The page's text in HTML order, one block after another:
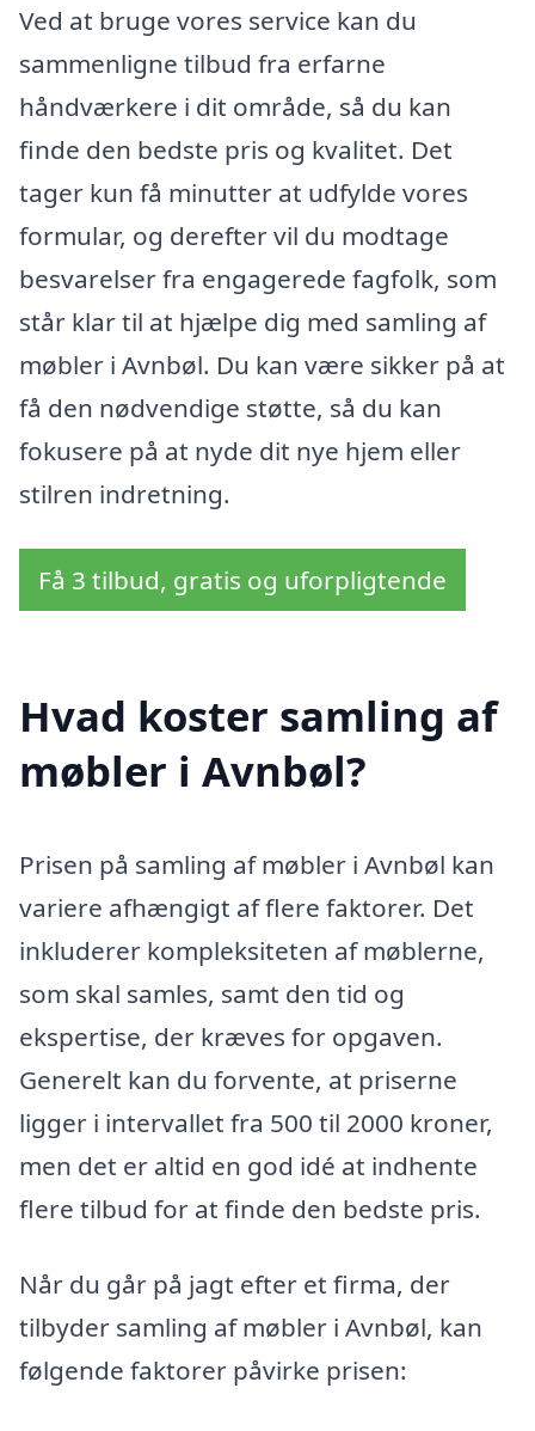
Ved at bruge vores service kan du
sammenligne tilbud fra erfarne
håndværkere i dit område, så du kan
finde den bedste pris og kvalitet. Det
tager kun få minutter at udfylde vores
formular, og derefter vil du modtage
besvarelser fra engagerede fagfolk, som
står klar til at hjælpe dig med samling af
møbler i Avnbøl. Du kan være sikker på at
få den nødvendige støtte, så du kan
fokusere på at nyde dit nye hjem eller
stilren indretning.
Få 3 tilbud, gratis og uforpligtende
Hvad koster samling af
møbler i Avnbøl?
Prisen på samling af møbler i Avnbøl kan
variere afhængigt af flere faktorer. Det
inkluderer kompleksiteten af møblerne,
som skal samles, samt den tid og
ekspertise, der kræves for opgaven.
Generelt kan du forvente, at priserne
ligger i intervallet fra 500 til 2000 kroner,
men det er altid en god idé at indhente
flere tilbud for at finde den bedste pris.
Når du går på jagt efter et firma, der
tilbyder samling af møbler i Avnbøl, kan
følgende faktorer påvirke prisen: